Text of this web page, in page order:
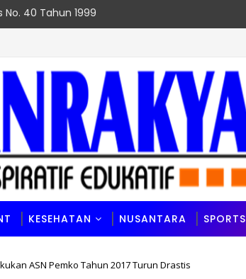
No. 40 Tahun 1999
KESEHATAN NUSANTARA SPORTS
ASN Pemko Tahun 2017 Turun Drastis